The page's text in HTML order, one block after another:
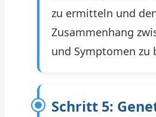
zu ermitteln und
Zusammenhang
und Symptomen zu
Schritt 5: